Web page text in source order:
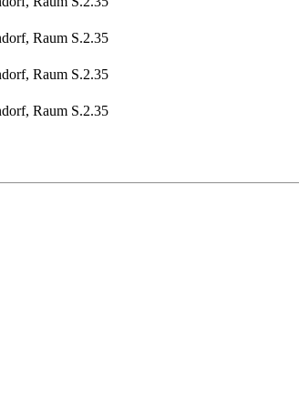
Raum S.2.35
Raum S.2.35
Raum S.2.35